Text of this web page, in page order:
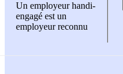
Un employeur handi-
engagé est un
employeur reconnu